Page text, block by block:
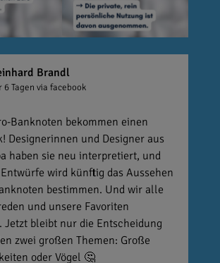
Brandl
6 Tagen via facebook
Banknoten bekommen einen
Designerinnen und Designer aus
haben sie neu interpretiert, und
wird künftig das Aussehen
bestimmen. Und wir alle
und unsere Favoriten
Jetzt bleibt nur die Entscheidung
zwei großen Themen: Große
oder Vögel 🤔